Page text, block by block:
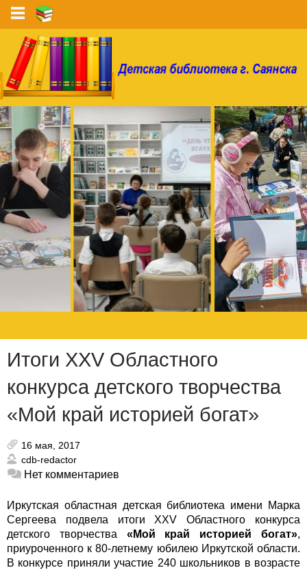
Итоги XXV Областного
конкурса детского творчества
«Мой край историей богат»
16 мая, 2017
cdb-redactor
Нет комментариев
Иркутская областная детская библиотека имени Марка
Сергеева подвела итоги XXV Областного конкурса
детского творчества «Мой край историей богат»,
приуроченного к 80-летнему юбилею Иркутской области.
В конкурсе приняли участие 240 школьников в возрасте